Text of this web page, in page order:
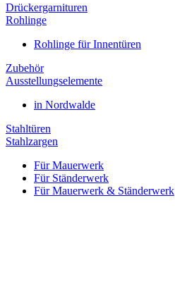
Drückergarnituren
Rohlinge
Rohlinge für Innentüren
Zubehör
Ausstellungselemente
in Nordwalde
Stahltüren
Stahlzargen
Für Mauerwerk
Für Ständerwerk
Für Mauerwerk & Ständerwerk